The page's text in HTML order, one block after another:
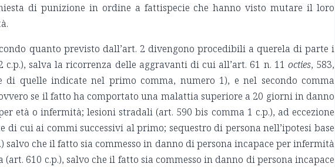
di punizione in ordine a fattispecie che hanno visto mutare il loro
quanto previsto dall’art. 2 divengono procedibili a querela di parte i
c.p.), salva la ricorrenza delle aggravanti di cui all’art. 61 n. 11 octies, 583,
di quelle indicate nel primo comma, numero 1), e nel secondo comma
se il fatto ha comportato una malattia superiore a 20 giorni in danno
età o infermità; lesioni stradali (art. 590 bis comma 1 c.p.), ad eccezione
di cui ai commi successivi al primo; sequestro di persona nell’ipotesi base
salvo che il fatto sia commesso in danno di persona incapace per infermità
610 c.p.), salvo che il fatto sia commesso in danno di persona incapace